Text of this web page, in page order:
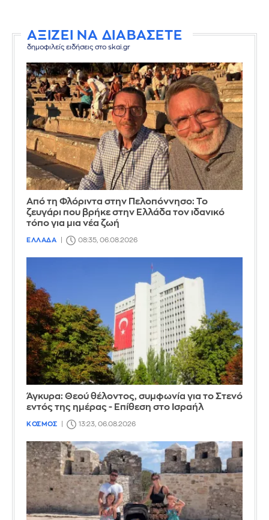
ΑΞΙΖΕΙ ΝΑ ΔΙΑΒΑΣΕΤΕ
δημοφιλείς ειδήσεις στο skai.gr
Από τη Φλόριντα στην Πελοπόννησο: Το
ζευγάρι που βρήκε στην Ελλάδα τον ιδανικό
τόπο για μια νέα ζωή
ΕΛΛΑΔΑ 08:35, 06.08.2026
Άγκυρα: Θεού θέλοντος, συμφωνία για το Στενό
εντός της ημέρας - Επίθεση στο Ισραήλ
ΚΟΣΜΟΣ 13:23, 06.08.2026